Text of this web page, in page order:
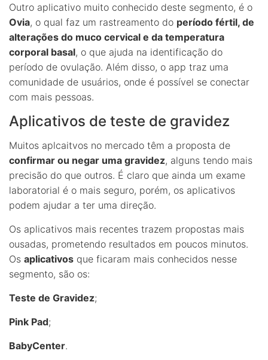
Outro aplicativo muito conhecido deste segmento, é o
Ovia, o qual faz um rastreamento do período fértil, de
alterações do muco cervical e da temperatura
corporal basal, o que ajuda na identificação do
período de ovulação. Além disso, o app traz uma
comunidade de usuários, onde é possível se conectar
com mais pessoas.
Aplicativos de teste de gravidez
Muitos aplcaitvos no mercado têm a proposta de
confirmar ou negar uma gravidez, alguns tendo mais
precisão do que outros. É claro que ainda um exame
laboratorial é o mais seguro, porém, os aplicativos
podem ajudar a ter uma direção.
Os aplicativos mais recentes trazem propostas mais
ousadas, prometendo resultados em poucos minutos.
Os aplicativos que ficaram mais conhecidos nesse
segmento, são os:
Teste de Gravidez;
Pink Pad;
BabyCenter.